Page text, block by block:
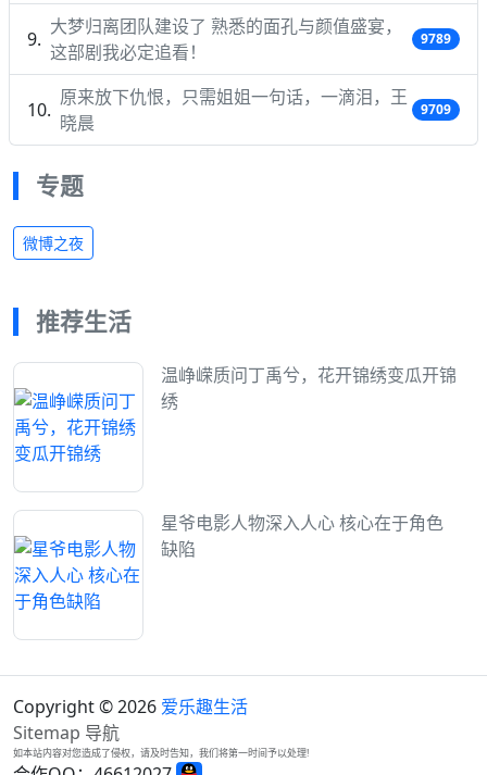
大梦归离团队建设了 熟悉的面孔与颜值盛宴，
这部剧我必定追看！
9789
原来放下仇恨，只需姐姐一句话，一滴泪，王
晓晨
9709
专题
微博之夜
推荐生活
温峥嵘质问丁禹兮，花开锦绣变瓜开锦
绣
星爷电影人物深入人心 核心在于角色
缺陷
Copyright © 2026 爱乐趣生活
Sitemap 导航
如本站内容对您造成了侵权，请及时告知，我们将第一时间予以处理!